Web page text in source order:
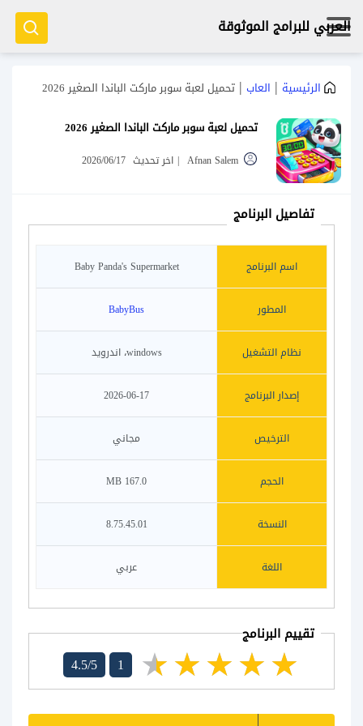
العربي للبرامج الموثوقة
الرئيسية | العاب | تحميل لعبة سوبر ماركت الباندا الصغير 2026
تحميل لعبة سوبر ماركت الباندا الصغير 2026
Afnan Salem
| اخر تحديث 2026/06/17
تفاصيل البرنامج
اسم البرنامج Baby Panda's Supermarket
المطور BabyBus
نظام التشغيل windows، اندرويد
إصدار البرنامج 2026-06-17
الترخيص مجاني
الحجم 167.0 MB
النسخة 8.75.45.01
اللغة عربي
تقييم البرنامج
4.5/5 1